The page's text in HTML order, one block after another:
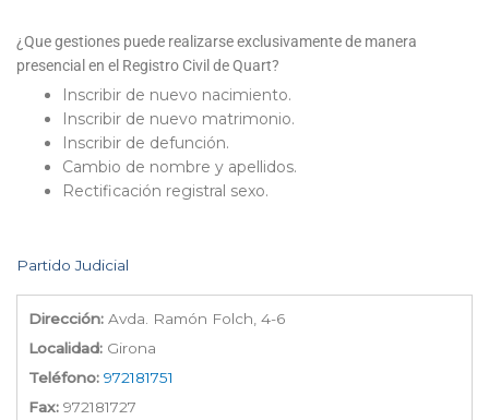
¿Que gestiones puede realizarse exclusivamente de manera
presencial en el Registro Civil de Quart?
Inscribir de nuevo nacimiento.
Inscribir de nuevo matrimonio.
Inscribir de defunción.
Cambio de nombre y apellidos.
Rectificación registral sexo.
Partido Judicial
Dirección: Avda. Ramón Folch, 4-6
Localidad: Girona
Teléfono: 972181751
Fax: 972181727